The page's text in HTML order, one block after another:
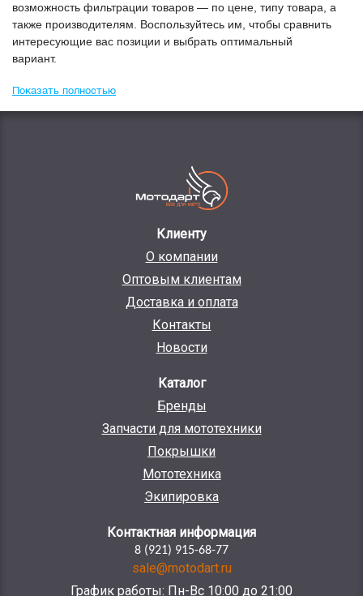
возможность фильтрации товаров — по цене, типу товара, а
также производителям. Воспользуйтесь им, чтобы сравнить
интересующие вас позиции и выбрать оптимальный
вариант.
Показать полностью
Клиенту
О компании
Оптовым клиентам
Доставка и оплата
Контакты
Новости
Каталог
Бренды
Запчасти для мототехники
Покрышки
Мототехника
Экипировка
Контактная информация
8 (921) 915-68-77
sale@motodart.ru
График работы: Пн-Вс 10:00 до 21:00